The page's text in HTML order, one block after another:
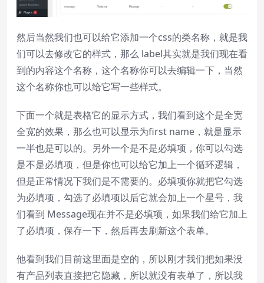
然后当然我们也可以给它添加一个css的类名称，就是我
们可以去修改它的样式，那么 label其实就是我们现在看
到的内容这个名称，这个名称你可以去编辑一下，当然
这个名称你也可以给它写一些样式。
下面一个就是表格它的显示方式，我们看到这个是全宽
全宽的效果，那么也可以显示为first name，就是显示
一半也是可以的。另外一个是不是必填项，你可以勾选
是不是必填项，但是你也可以给它加上一个循环逻辑，
但是正常情况下我们是不需要的。必填项你就把它勾选
为必填项，勾选了必填项以后它就会加上一个星号，我
们看到 Message现在并不是必填项，如果我们给它加上
了必填项，保存一下，然后再去刷新这个表单。
他看到我们目前这里面是空的，所以刚才我们把如果没
有产品列表直接把它隐藏，所以就没有表单了，所以我